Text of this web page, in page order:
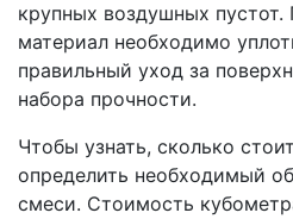
крупных воздушных пустот.
материал необходимо
правильный уход за
набора прочности.
Чтобы узнать, сколько
определить необходимый
смеси. Стоимость